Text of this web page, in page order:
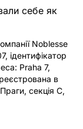
себе як
Noblesse
ідентифікатор
Praha 7,
в
секція C,